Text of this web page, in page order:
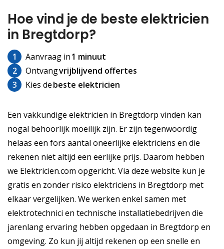
Hoe vind je de beste elektricien
in Bregtdorp?
1 Aanvraag in1 minuut
2
Ontvangvrijblijvend offertes
3
Kies debeste elektricien
Een vakkundige elektricien in Bregtdorp vinden kan
nogal behoorlijk moeilijk zijn. Er zijn tegenwoordig
helaas een fors aantal oneerlijke elektriciens en die
rekenen niet altijd een eerlijke prijs. Daarom hebben
we Elektricien.com opgericht. Via deze website kun je
gratis en zonder risico elektriciens in Bregtdorp met
elkaar vergelijken. We werken enkel samen met
elektrotechnici en technische installatiebedrijven die
jarenlang ervaring hebben opgedaan in Bregtdorp en
omgeving. Zo kun jij altijd rekenen op een snelle en